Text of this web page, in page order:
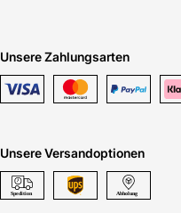
Unsere Zahlungsarten
Unsere Versandoptionen